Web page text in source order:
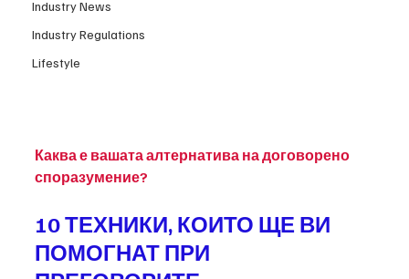
Industry News
Industry Regulations
Lifestyle
Каква е вашата алтернатива на договорено
споразумение?
10 ТЕХНИКИ, КОИТО ЩЕ ВИ
ПОМОГНАТ ПРИ